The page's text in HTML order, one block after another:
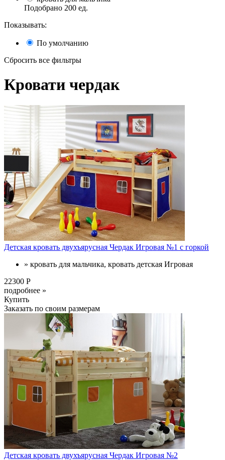
Подобрано 200 ед.
Показывать:
По умолчанию
Сбросить все фильтры
Кровати чердак
Детская кровать двухъярусная Чердак Игровая №1 с горкой
» кровать для мальчика, кровать детская Игровая
22300 Р
подробнее »
Купить
Заказать по своим размерам
Детская кровать двухъярусная Чердак Игровая №2